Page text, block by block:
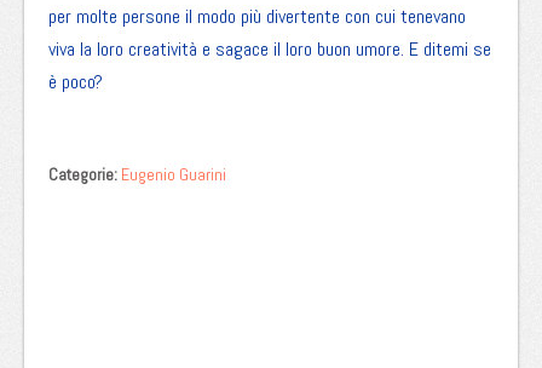
per molte persone il modo più divertente con cui tenevano
viva la loro creatività e sagace il loro buon umore. E ditemi se
è poco?
Categorie: Eugenio Guarini